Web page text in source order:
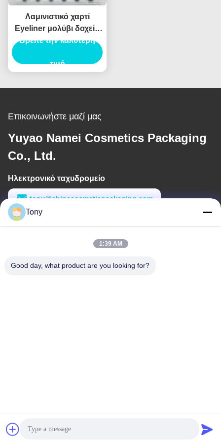
Λαμινιστικό χαρτί
Eyeliner μολύβι δοχείο
συσκευασίας σωλήνα
ενέσεις φούσκωμα
Βρείτε την καλύτερη
τιμή
Επικοινωνήστε μαζί μας
Yuyao Namei Cosmetics Packaging
Co., Ltd.
Ηλεκτρονικό ταχυδρομείο
tony@chinacosmeticpackaging.com
Εργασιακό χρόνο
Πολιτική απορρήτου
Tony
1:39 AM
Good day, what product are you looking for?